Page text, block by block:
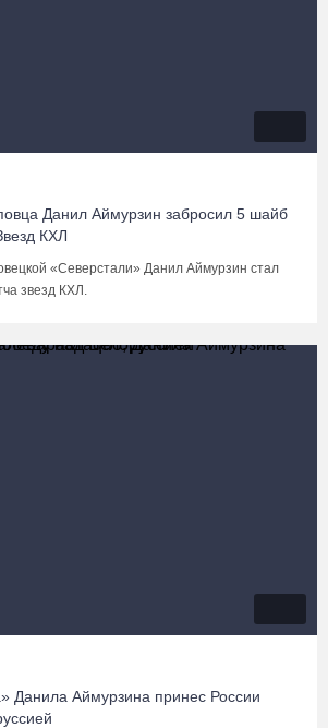
Данил Аймурзин забросил 5 шайб
КХЛ
«Северстали» Данил Аймурзин стал
звезд КХЛ.
Данила Аймурзина принес России